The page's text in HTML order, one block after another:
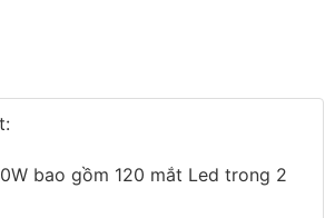
bao gồm 120 mắt Led trong 2